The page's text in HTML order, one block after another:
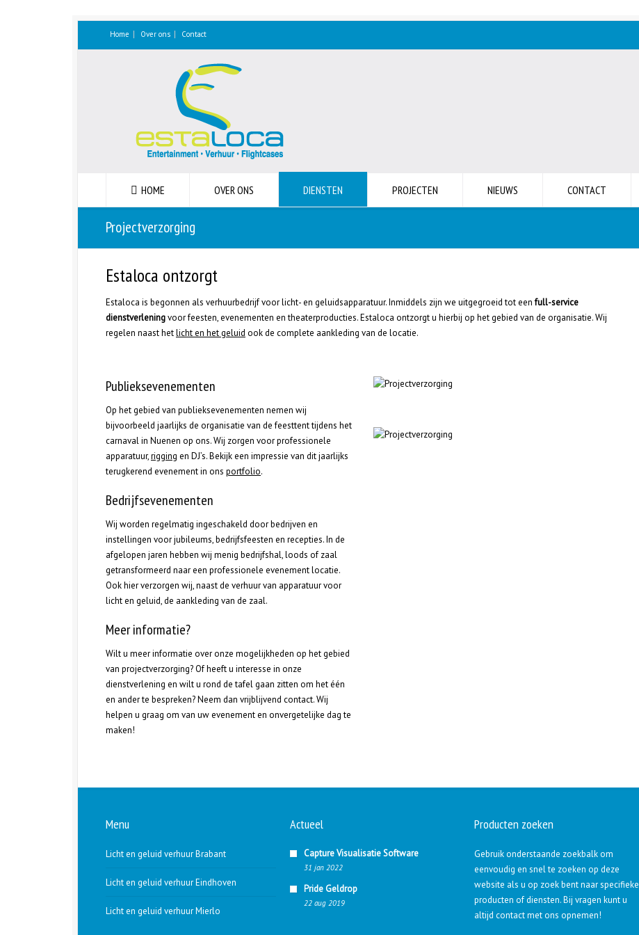
Home Over ons Contact
HOME OVER ONS DIENSTEN PROJECTEN NIEUWS CONTACT
Projectverzorging
Estaloca ontzorgt
Estaloca is begonnen als verhuurbedrijf voor licht- en geluidsapparatuur. Inmiddels zijn we uitgegroeid tot eenfull-service
dienstverleningvoor feesten, evenementen en theaterproducties. Estaloca ontzorgt u hierbij op het gebied van de organisatie. Wij
regelen naast hetlicht en het geluid ook de complete aankleding van de locatie.
Publieksevenementen
Op het gebied van publieksevenementen nemen wij
bijvoorbeeld jaarlijks de organisatie van de feesttent tijdens het
carnaval in Nuenen op ons. Wij zorgen voor professionele
apparatuur,rigging en DJ’s. Bekijk een impressie van dit jaarlijks
terugkerend evenement in ons portfolio.
Bedrijfsevenementen
Wij worden regelmatig ingeschakeld door bedrijven en
instellingen voor jubileums, bedrijfsfeesten en recepties. In de
afgelopen jaren hebben wij menig bedrijfshal, loods of zaal
getransformeerd naar een professionele evenement locatie.
Ook hier verzorgen wij, naast de verhuur van apparatuur voor
licht en geluid, de aankleding van de zaal.
Meer informatie?
Wilt u meer informatie over onze mogelijkheden op het gebied
van projectverzorging? Of heeft u interesse in onze
dienstverlening en wilt u rond de tafel gaan zitten om het één
en ander te bespreken? Neem dan vrijblijvend contact. Wij
helpen u graag om van uw evenement en onvergetelijke dag te
maken!
Menu
Licht en geluid verhuur Brabant
Licht en geluid verhuur Eindhoven
Licht en geluid verhuur Mierlo
Actueel
Capture Visualisatie Software
31 jan 2022
Pride Geldrop
22 aug 2019
Producten zoeken
Gebruik onderstaande zoekbalk om
eenvoudig en snel te zoeken op deze
website als u op zoek bent naar specifieke
producten of diensten. Bij vragen kunt u
altijd contact met ons opnemen!